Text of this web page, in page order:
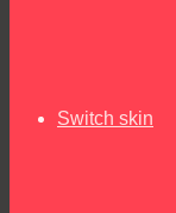
Switch skin